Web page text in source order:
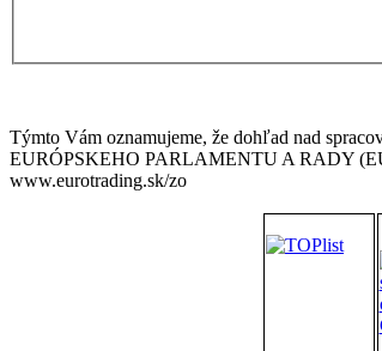
Týmto Vám oznamujeme, že dohľad nad
EURÓPSKEHO PARLAMENTU A RADY
www.eurotrading.sk/zo